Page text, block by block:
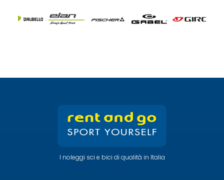
I noleggi sci e bici di qualità in Italia